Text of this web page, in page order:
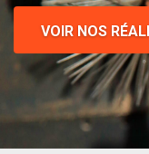
VOIR NOS